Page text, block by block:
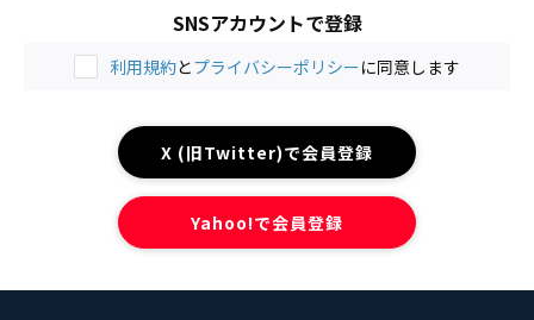
SNSアカウントで登録
利用規約とプライバシーポリシーに同意します
X (旧Twitter)で会員登録
Yahoo!で会員登録